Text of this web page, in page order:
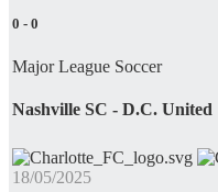
0 - 0
Major League Soccer
Nashville SC - D.C. United
18/05/2025